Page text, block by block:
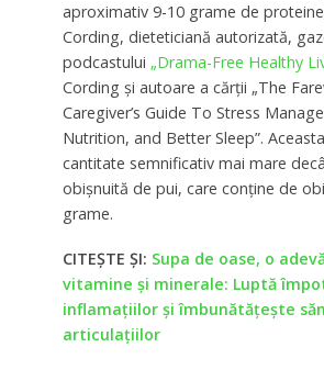
aproximativ 9-10 grame de
Cording, dieteticiană autorizată,
podcastului „Drama-Free Healthy
Cording și autoare a cărții „The
Caregiver’s Guide To Stress
Nutrition, and Better Sleep”.
cantitate semnificativ mai mare
obișnuită de pui, care conține de
grame.
CITEȘTE ȘI: Supa de oase, o
vitamine și minerale: Luptă
inflamațiilor și îmbunătățește
articulațiilor